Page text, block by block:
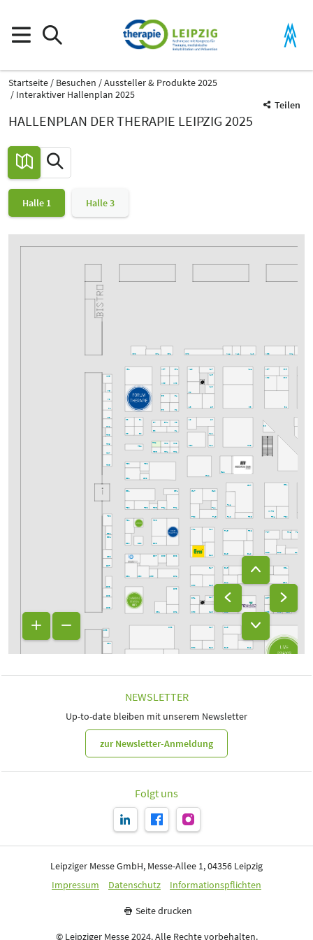
Startseite Besuchen
Aussteller & Produkte 2025
Interaktiver Hallenplan 2025
Teilen
HALLENPLAN DER THERAPIE LEIPZIG 2025
Halle 1 Halle 3
K41
CATERING
I32
C53
H38
C38
I56
I58 I52
G37
I43
C50
D63
I57
I51
I53
I55
H69
H65
G31
G44
I55a
D45
F52
H63
E62
F51
K60
I38
G42
I69
D69
F46
F50
G43
F45
D46
E48
I73
F56
G47
K37
K33
K39
E55
E57
H42
D51
C54
E60
K52 K42
K44
K65
E64
H70
F54
G51
G62
F58
F34
E58
I61
C63
E36
F31
B50
F37
E32
F29
E28
H50
D37
F61
H62
E56
C48
K61
I59
I65
C36
F60
K55
K51
K53
D53
C45
D56
F30
D30
K43
F42
E53
C68
D52
C61
F39
D44
E45
K45
D60
D67
B48
C47
I48
H64
H52
H60
H56
I33
K40
D31
H59
K35
C34
G58
E31
I63
I71
K47
E46
G61
C46
K38 K34
B42
D62
H68
H67
B46
D50
F38
I46
F55
C52
C66
F63
NEWSLETTER
Up-to-date bleiben mit unserem Newsletter
zur Newsletter-Anmeldung
Folgt uns
Leipziger Messe GmbH, Messe-Allee 1, 04356 Leipzig
Impressum
Datenschutz Informationspflichten
Seite drucken
© Leipziger Messe 2024. Alle Rechte vorbehalten.